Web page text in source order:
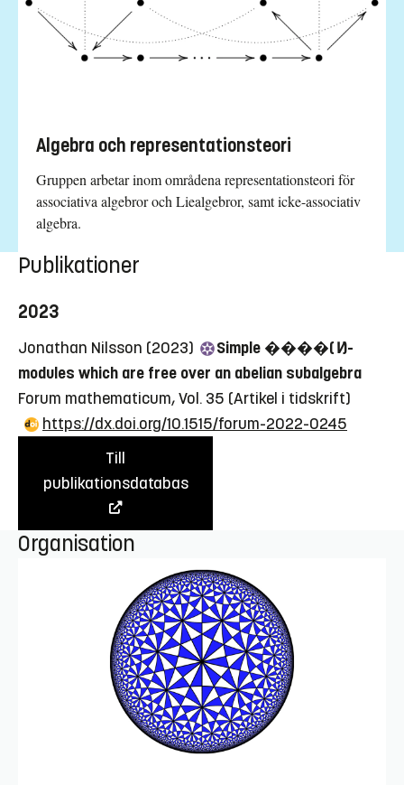
Algebra och representationsteori
Gruppen arbetar inom områdena representationsteori för
associativa algebror och Liealgebror, samt icke-associativ
algebra.
Publikationer
2023
Jonathan Nilsson (2023) Simple ����(V)-
modules which are free over an abelian subalgebra
Forum mathematicum, Vol. 35 (Artikel i tidskrift)
https://dx.doi.org/10.1515/forum-2022-0245
Till
publikationsdatabas
Organisation